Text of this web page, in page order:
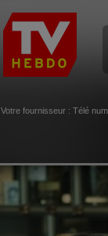
Votre fournisseur : Télé